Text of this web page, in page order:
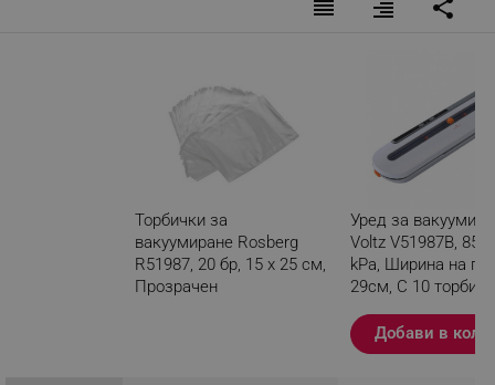
reorder format_align_right share
Торбички за
вакуумиране Rosberg
R51987, 20 бр, 15 х 25 см,
Прозрачен
Уред за
Voltz V51987B,
kPa, Ширина на
29см, С 10
Добави в